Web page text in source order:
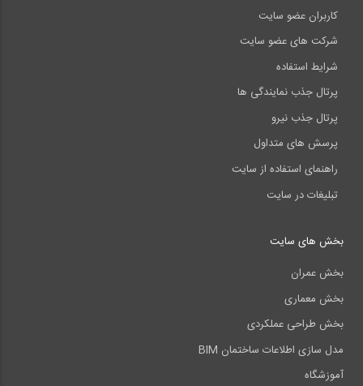
کاربران عضو سایت
شرکت های عضو سایت
شرایط استفاده
پرتال جذب نمایندگی ها
پرتال جذب نیرو
پرسش های متداول
راهنمای استفاده از سایت
تبلیغات در سایت
بخش های سایت
بخش عمران
بخش معماری
بخش طراحی عملکردی
مدل سازی اطلاعات ساختمان BIM
آموزشگاه